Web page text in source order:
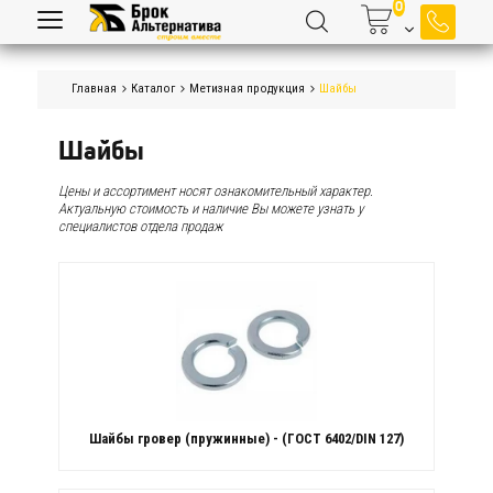
Главная Каталог Метизная продукция Шайбы
Шайбы
Цены и ассортимент носят ознакомительный характер.
Актуальную стоимость и наличие Вы можете узнать у
специалистов отдела продаж
Шайбы гровер (пружинные) - (ГОСТ 6402/DIN 127)